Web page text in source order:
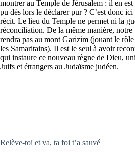
montrer au Temple de Jérusalem : il en
pu dès lors le déclarer pur ? C’est donc
récit. Le lieu du Temple ne permet ni la
réconciliation. De la même manière, notre
rendra pas au mont Garizim (jouant le
les Samaritains). Il est le seul à avoir
qui instaure ce nouveau règne de Dieu,
Juifs et étrangers au Judaïsme judéen.
Relève-toi et va, ta foi t’a sauvé